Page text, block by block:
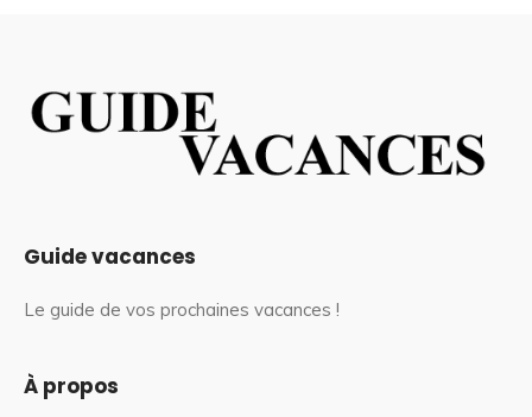
Guide vacances
Le guide de vos prochaines vacances !
À propos